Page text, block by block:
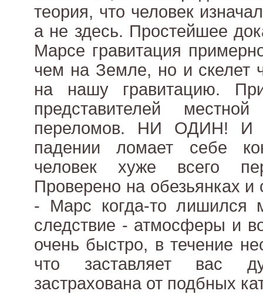
теория, что человек
а не здесь. Простейшее
Марсе гравитация
чем на Земле, но и скелет
на нашу гравитацию.
представителей
переломов. НИ ОДИН! И
падении ломает себе
человек хуже всего
Проверено на обезьянках и
- Марс когда-то лишился
следствие - атмосферы и
очень быстро, в течение
что заставляет вас
застрахована от подбных